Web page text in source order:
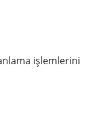
işlemlerini